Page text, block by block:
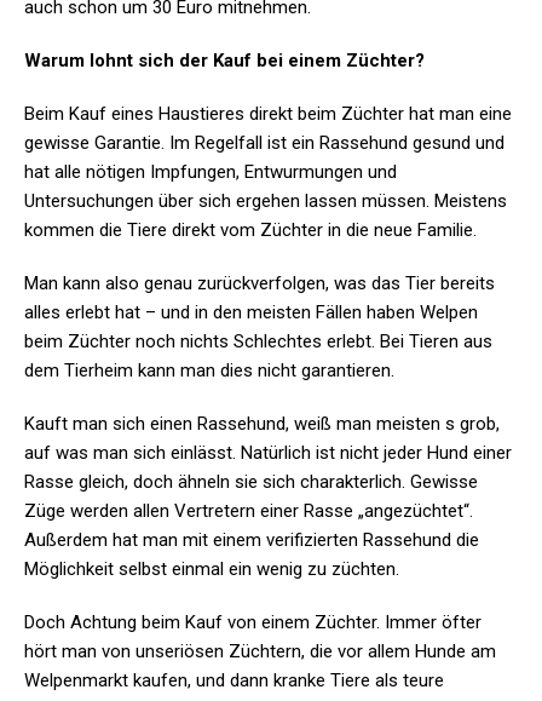
auch schon um 30 Euro mitnehmen.
Warum lohnt sich der Kauf bei einem Züchter?
Beim Kauf eines Haustieres direkt beim Züchter hat man eine
gewisse Garantie. Im Regelfall ist ein Rassehund gesund und
hat alle nötigen Impfungen, Entwurmungen und
Untersuchungen über sich ergehen lassen müssen. Meistens
kommen die Tiere direkt vom Züchter in die neue Familie.
Man kann also genau zurückverfolgen, was das Tier bereits
alles erlebt hat – und in den meisten Fällen haben Welpen
beim Züchter noch nichts Schlechtes erlebt. Bei Tieren aus
dem Tierheim kann man dies nicht garantieren.
Kauft man sich einen Rassehund, weiß man meisten s grob,
auf was man sich einlässt. Natürlich ist nicht jeder Hund einer
Rasse gleich, doch ähneln sie sich charakterlich. Gewisse
Züge werden allen Vertretern einer Rasse „angezüchtet“.
Außerdem hat man mit einem verifizierten Rassehund die
Möglichkeit selbst einmal ein wenig zu züchten.
Doch Achtung beim Kauf von einem Züchter. Immer öfter
hört man von unseriösen Züchtern, die vor allem Hunde am
Welpenmarkt kaufen, und dann kranke Tiere als teure